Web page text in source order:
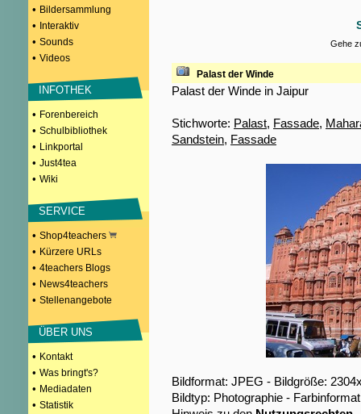
• Bildersammlung
• Interaktiv
• Sounds
• Videos
INFOTHEK
• Forenbereich
• Schulbibliothek
• Linkportal
• Just4tea
• Wiki
SERVICE
• Shop4teachers
• Kürzere URLs
• 4teachers Blogs
• News4teachers
• Stellenangebote
ÜBER UNS
• Kontakt
• Was bringt's?
• Mediadaten
• Statistik
Gehe
Palast der Winde
Palast der Winde in Jaipur
Stichworte: Palast, Fassade,
Sandstein, Fassade
Bildformat: JPEG - Bildgröße:
Bildtyp: Photographie -